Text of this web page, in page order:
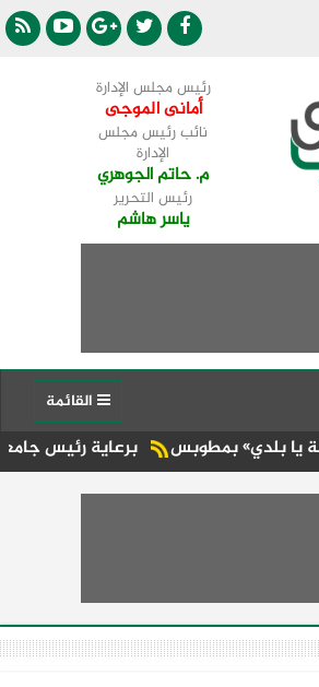
رئيس مجلس الإدارة
أمانى الموجى
نائب رئيس مجلس
الإدارة
م. حاتم الجوهري
رئيس التحرير
ياسر هاشم
برعاية رئيس جامعة الأزهر..